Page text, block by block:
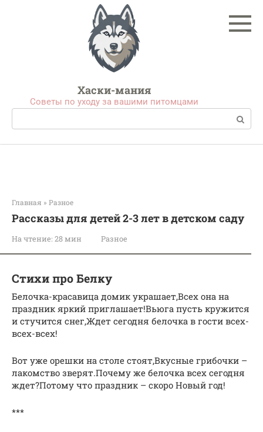
Хаски-мания
Советы по уходу за вашими питомцами
Поиск:
Главная » Разное
Рассказы для детей 2-3 лет в детском саду
На чтение: 28 мин Разное
Стихи про Белку
Белочка-красавица домик украшает,Всех она на
праздник яркий приглашает!Вьюга пусть кружится
и стучится снег,Ждет сегодня белочка в гости всех-
всех-всех!
Вот уже орешки на столе стоят,Вкусные грибочки –
лакомство зверят.Почему же белочка всех сегодня
ждет?Потому что праздник – скоро Новый год!
***